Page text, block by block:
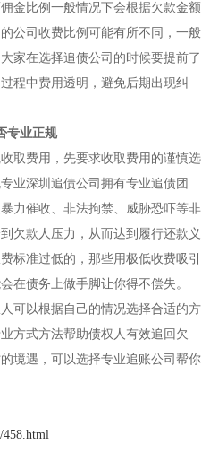
金比例一般情况下会根据欠款金额
公司收费比例可能有所不同，一般
家在选择追债公司的时候要提前了
程中费用透明，避免后期出现纠
专业正规
取费用，先要求收取费用的谨慎选
业深圳追债公司拥有专业追债团
力催收、非法拘禁、威胁恐吓等非
欠款人压力，从而达到履行还款义
标准过低的，那些用极低收费吸引
在债务上做手脚让你得不偿失。
可以根据自己的情况选择合适的方
方式方法帮助债权人有效追回欠
境遇，可以选择专业追账公司帮你
458.html